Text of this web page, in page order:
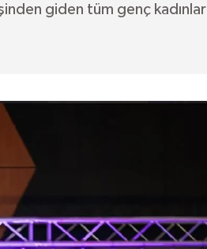
giden tüm genç kadınlar